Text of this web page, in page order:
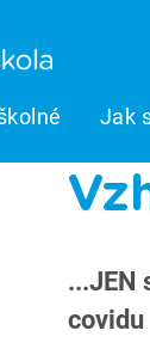
Jak
...JEN
covidu